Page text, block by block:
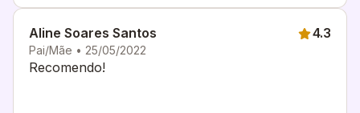
Aline Soares Santos
Pai/Mãe • 25/05/2022
4.3
Recomendo!